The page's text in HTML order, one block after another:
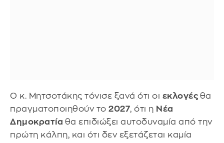
Ο κ. Μητσοτάκης τόνισε ξανά ότι οι εκλογές θα
πραγματοποιηθούν το 2027, ότι η Νέα
Δημοκρατία θα επιδιώξει αυτοδυναμία από την
πρώτη κάλπη, και ότι δεν εξετάζεται καμία